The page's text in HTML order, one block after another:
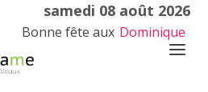
samedi 08 août 2026
Bonne fête aux Dominique